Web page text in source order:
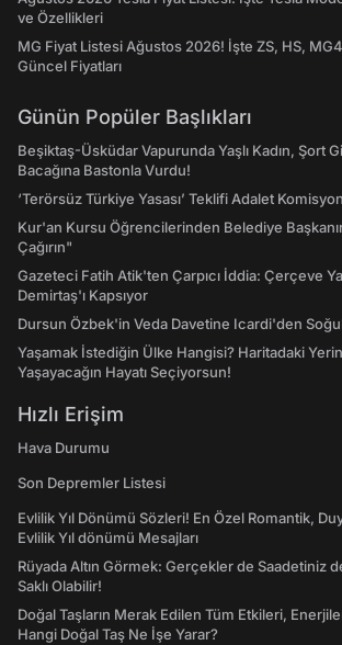
ve Özellikleri
MG Fiyat Listesi Ağustos 2026! İşte ZS, HS,
Güncel Fiyatları
Günün Popüler Başlıkları
Beşiktaş-Üsküdar Vapurunda Yaşlı Kadın, Şort
Bacağına Bastonla Vurdu!
‘Terörsüz Türkiye Yasası’ Teklifi Adalet
Kur'an Kursu Öğrencilerinden Belediye
Çağırın"
Gazeteci Fatih Atik'ten Çarpıcı İddia: Çerçeve
Demirtaş'ı Kapsıyor
Dursun Özbek'in Veda Davetine Icardi'den
Yaşamak İstediğin Ülke Hangisi? Haritadaki
Yaşayacağın Hayatı Seçiyorsun!
Hızlı Erişim
Hava Durumu
Son Depremler Listesi
Evlilik Yıl Dönümü Sözleri! En Özel Romantik,
Evlilik Yıl dönümü Mesajları
Rüyada Altın Görmek: Gerçekler de Saadetiniz
Saklı Olabilir!
Doğal Taşların Merak Edilen Tüm Etkileri,
Hangi Doğal Taş Ne İşe Yarar?